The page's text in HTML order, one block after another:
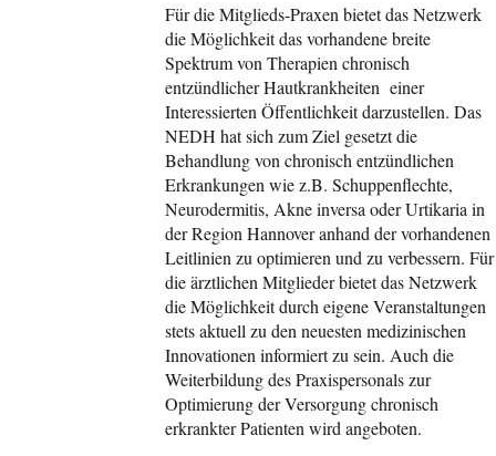
Für die Mitglieds-Praxen bietet das Netzwerk
die Möglichkeit das vorhandene breite
Spektrum von Therapien chronisch
entzündlicher Hautkrankheiten einer
Interessierten Öffentlichkeit darzustellen. Das
NEDH hat sich zum Ziel gesetzt die
Behandlung von chronisch entzündlichen
Erkrankungen wie z.B. Schuppenflechte,
Neurodermitis, Akne inversa oder Urtikaria in
der Region Hannover anhand der vorhandenen
Leitlinien zu optimieren und zu verbessern. Für
die ärztlichen Mitglieder bietet das Netzwerk
die Möglichkeit durch eigene Veranstaltungen
stets aktuell zu den neuesten medizinischen
Innovationen informiert zu sein. Auch die
Weiterbildung des Praxispersonals zur
Optimierung der Versorgung chronisch
erkrankter Patienten wird angeboten.